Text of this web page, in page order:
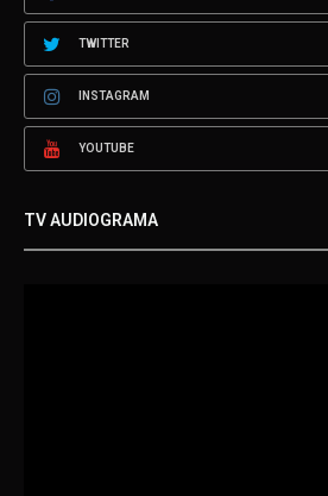
TWITTER
INSTAGRAM
YOUTUBE
TV AUDIOGRAMA